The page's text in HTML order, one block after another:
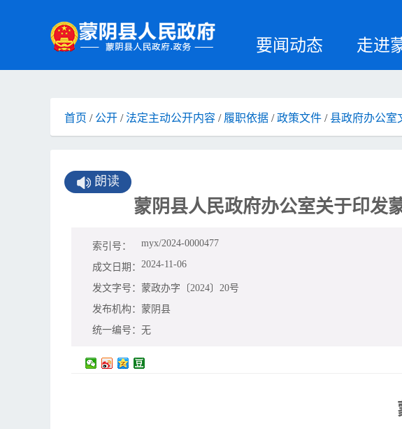
要闻动态 走进
首页 / 公开 /法定主动公开内容 / 履职依据 /政策文件 / 县政府办公室
朗读
蒙阴县人民政府办公室关于印发
索引号： myx/2024-0000477
成文日期： 2024-11-06
发文字号： 蒙政办字〔2024〕20号
发布机构： 蒙阴县
统一编号： 无